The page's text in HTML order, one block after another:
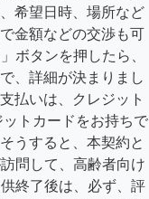
希望日時、場所など
金額などの交渉も可
ボタンを押したら、
、詳細が決まりまし
払いは、クレジット
トカードをお持ちで
うすると、本契約と
問して、高齢者向け
終了後は、必ず、評